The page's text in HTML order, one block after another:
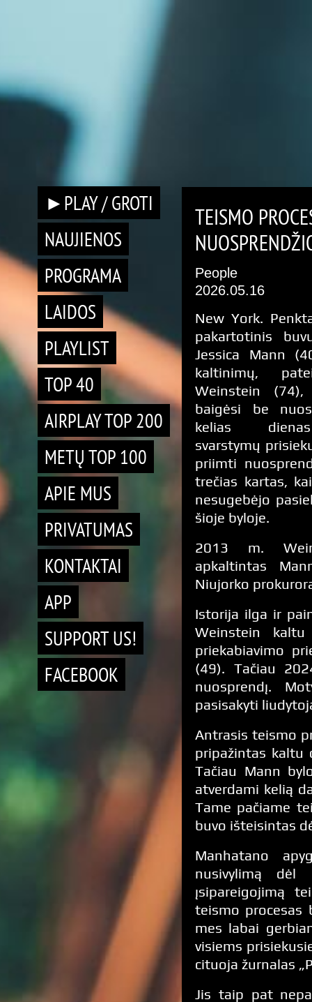
►PLAY / GROTI
NAUJIENOS
PROGRAMA
LAIDOS
PLAYLIST
TOP 40
AIRPLAY TOP 200
METŲ TOP 100
APIE MUS
PRIVATUMAS
KONTAKTAI
APP
SUPPORT US!
FACEBOOK
TEISMO
People
2026.05.16
New York.
pakartotinis
Jessica Mann
kaltinimų,
Weinstein (74),
baigėsi be
kelias
svarstymų
priimti
trečias kartas,
nesugebėjo
šioje byloje.
2013 m.
apkaltintas
Niujorko
Istorija ilga ir
Weinstein
priekabiavimo
(49). Tačiau
nuosprendį.
pasisakyti
Antrasis teismo
pripažintas kaltu
Tačiau Mann
atverdami kelią
Tame pačiame
buvo išteisintas
Manhatano
nusivylimą dėl
įsipareigojimą
teismo procesas
mes labai
visiems
cituoja žurnalas
Jis taip pat